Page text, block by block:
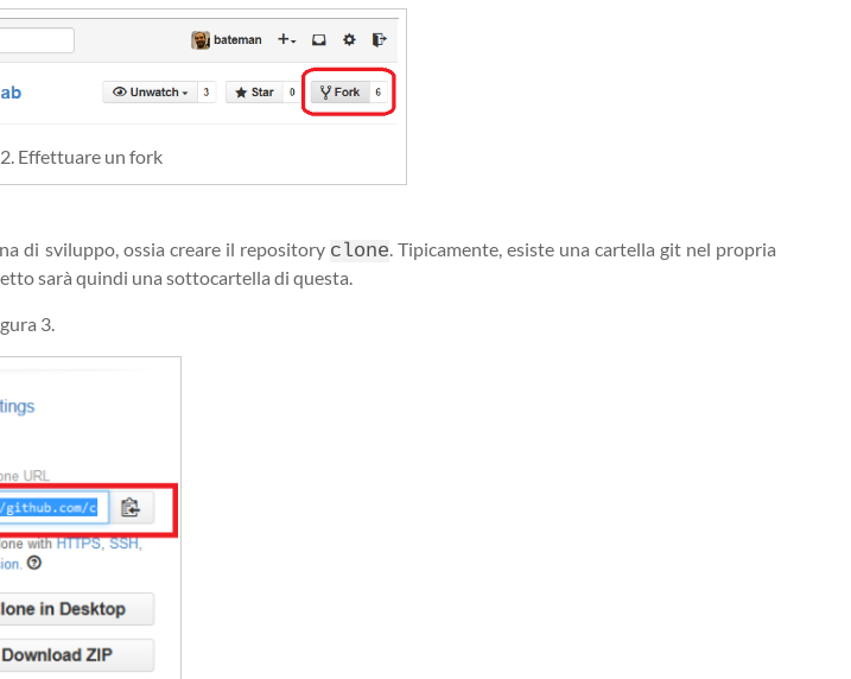
Effettuare un fork
di sviluppo, ossia creare il repository clone . Tipicamente, esiste una cartella git nel propria
sarà quindi una sottocartella di questa.
3.